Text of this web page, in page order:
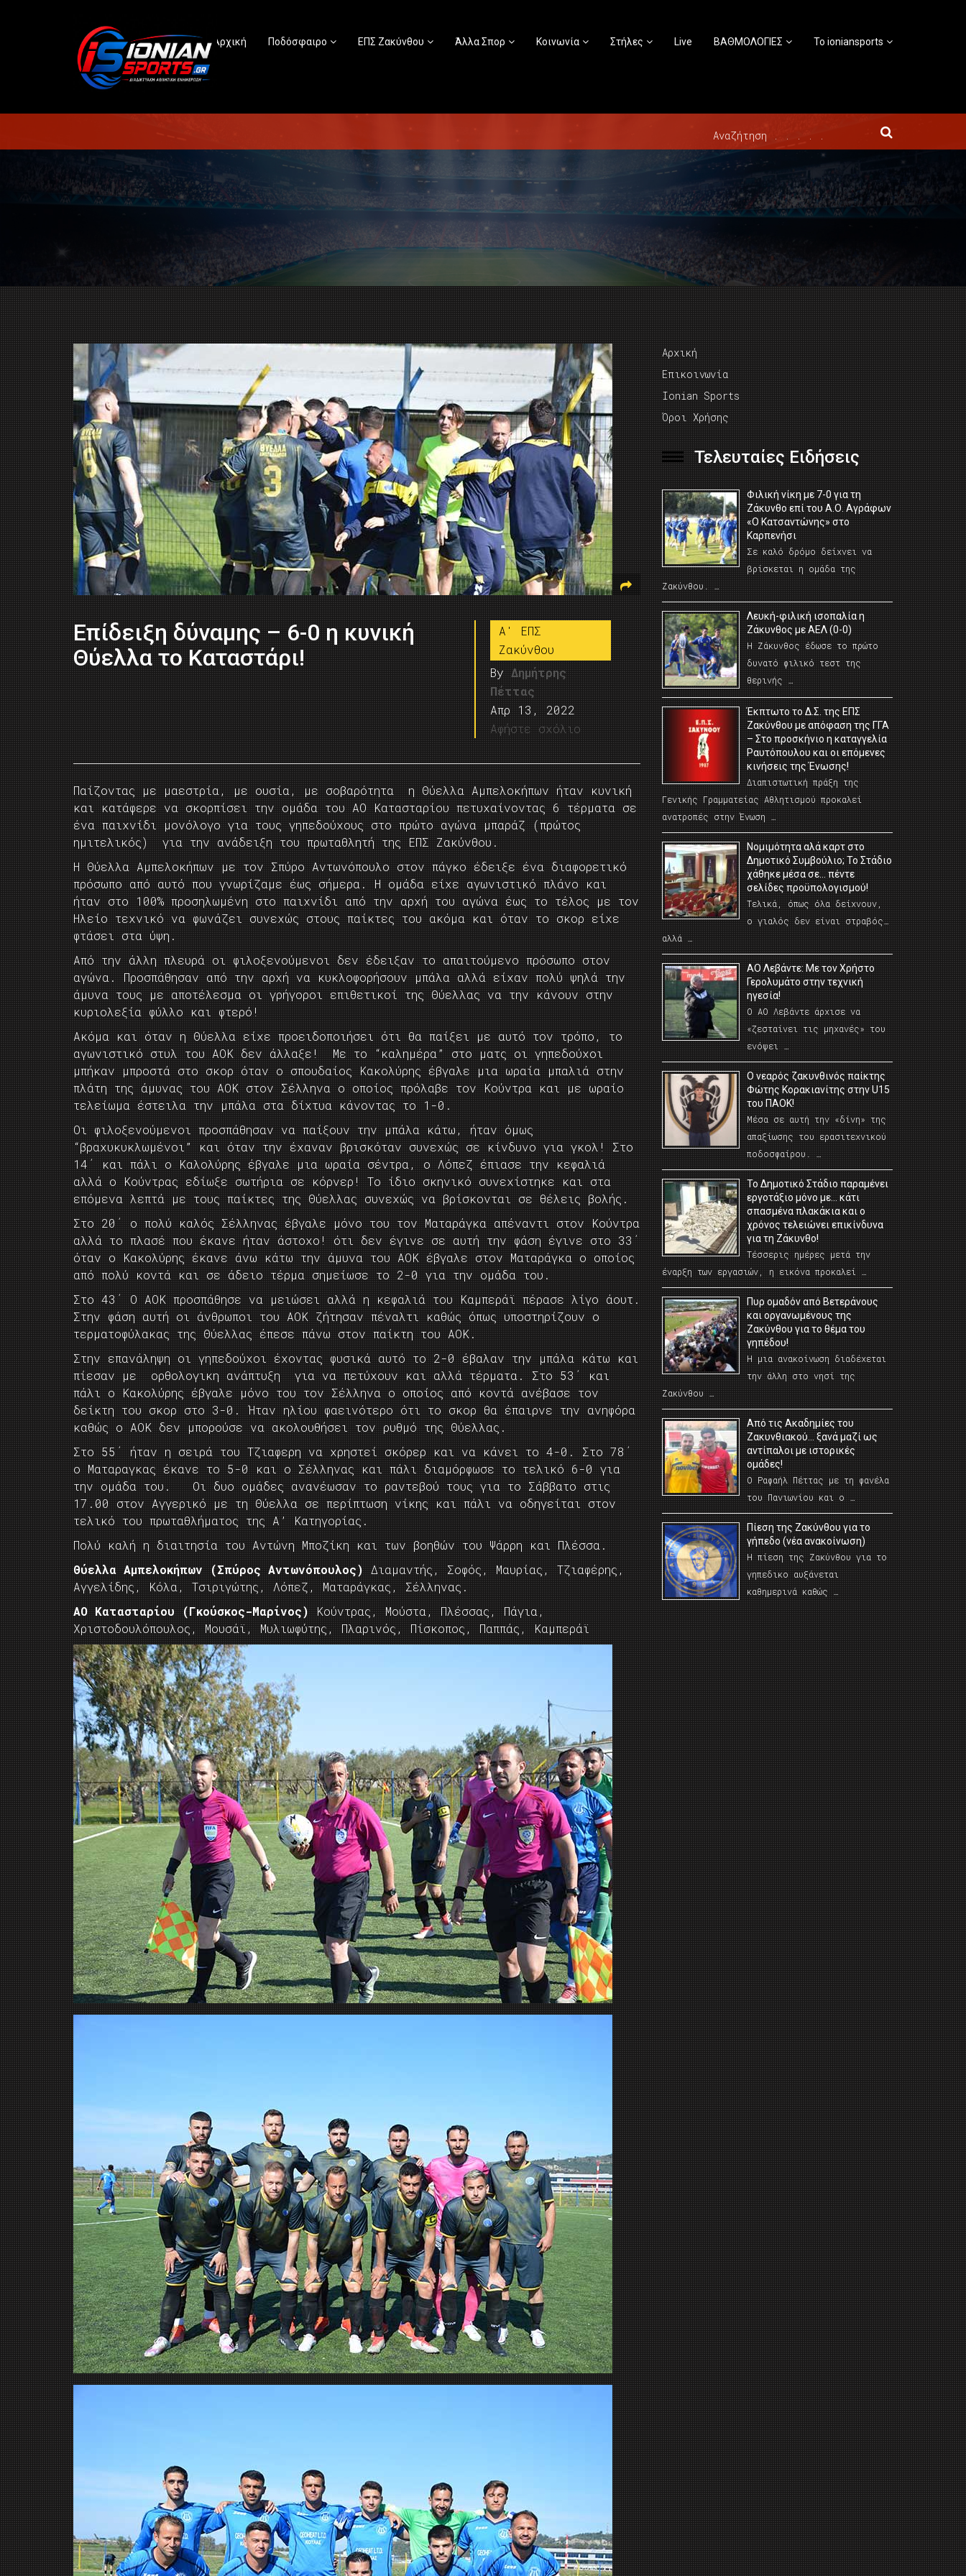
Αρχική Ποδόσφαιρο ΕΠΣ Ζακύνθου Άλλα Σπορ Κοινωνία Στήλες Live ΒΑΘΜΟΛΟΓΙΕΣ Το ioniansports
Επίδειξη δύναμης – 6-0 η κυνική
Θύελλα το Καταστάρι!
A' ΕΠΣ
Ζακύνθου
By Δημήτρης
Πέττας
Απρ 13, 2022
Αφήστε σχόλιο
Παίζοντας με μαεστρία, με ουσία, με σοβαρότητα η Θύελλα Αμπελοκήπων ήταν κυνική
και κατάφερε να σκορπίσει την ομάδα του ΑΟ Κατασταρίου πετυχαίνοντας 6 τέρματα σε
ένα παιχνίδι μονόλογο για τους γηπεδούχους στο πρώτο αγώνα μπαράζ (πρώτος
ημιτελικός) για την ανάδειξη του πρωταθλητή της ΕΠΣ Ζακύνθου.
Η Θύελλα Αμπελοκήπων με τον Σπύρο Αντωνόπουλο στον πάγκο έδειξε ένα διαφορετικό
πρόσωπο από αυτό που γνωρίζαμε έως σήμερα. Η ομάδα είχε αγωνιστικό πλάνο και
ήταν στο 100% προσηλωμένη στο παιχνίδι από την αρχή του αγώνα έως το τέλος με τον
Ηλείο τεχνικό να φωνάζει συνεχώς στους παίκτες του ακόμα και όταν το σκορ είχε
φτάσει στα ύψη.
Από την άλλη πλευρά οι φιλοξενούμενοι δεν έδειξαν το απαιτούμενο πρόσωπο στον
αγώνα. Προσπάθησαν από την αρχή να κυκλοφορήσουν μπάλα αλλά είχαν πολύ ψηλά την
άμυνα τους με αποτέλεσμα οι γρήγοροι επιθετικοί της Θύελλας να την κάνουν στην
κυριολεξία φύλλο και φτερό!
Ακόμα και όταν η Θύελλα είχε προειδοποιήσει ότι θα παίξει με αυτό τον τρόπο, το
αγωνιστικό στυλ του ΑΟΚ δεν άλλαξε! Με το “καλημέρα” στο ματς οι γηπεδούχοι
μπήκαν μπροστά στο σκορ όταν ο σπουδαίος Κακολύρης έβγαλε μια ωραία μπαλιά στην
πλάτη της άμυνας του ΑΟΚ στον Σέλληνα ο οποίος πρόλαβε τον Κούντρα και με ωραίο
τελείωμα έστειλα την μπάλα στα δίχτυα κάνοντας το 1-0.
Οι φιλοξενούμενοι προσπάθησαν να παίξουν την μπάλα κάτω, ήταν όμως
“βραχυκυκλωμένοι” και όταν την έχαναν βρισκόταν συνεχώς σε κίνδυνο για γκολ! Στο
14΄ και πάλι ο Καλολύρης έβγαλε μια ωραία σέντρα, ο Λόπεζ έπιασε την κεφαλιά
αλλά ο Κούντρας εδίωξε σωτήρια σε κόρνερ! Το ίδιο σκηνικό συνεχίστηκε και στα
επόμενα λεπτά με τους παίκτες της Θύελλας συνεχώς να βρίσκονται σε θέλεις βολής.
Στο 20΄ ο πολύ καλός Σέλληνας έβγαλε μόνο του τον Ματαράγκα απέναντι στον Κούντρα
αλλά το πλασέ που έκανε ήταν άστοχο! ότι δεν έγινε σε αυτή την φάση έγινε στο 33΄
όταν ο Κακολύρης έκανε άνω κάτω την άμυνα του ΑΟΚ έβγαλε στον Ματαράγκα ο οποίος
από πολύ κοντά και σε άδειο τέρμα σημείωσε το 2-0 για την ομάδα του.
Στο 43΄ Ο ΑΟΚ προσπάθησε να μειώσει αλλά η κεφαλιά του Καμπεράϊ πέρασε λίγο άουτ.
Στην φάση αυτή οι άνθρωποι του ΑΟΚ ζήτησαν πέναλτι καθώς όπως υποστηρίζουν ο
τερματοφύλακας της Θύελλας έπεσε πάνω στον παίκτη του ΑΟΚ.
Στην επανάληψη οι γηπεδούχοι έχοντας φυσικά αυτό το 2-0 έβαλαν την μπάλα κάτω και
πίεσαν με ορθολογικη ανάπτυξη για να πετύχουν και αλλά τέρματα. Στο 53΄ και
πάλι ο Κακολύρης έβγαλε μόνο του τον Σέλληνα ο οποίος από κοντά ανέβασε τον
δείκτη του σκορ στο 3-0. Ήταν ηλίου φαεινότερο ότι το σκορ θα έπαιρνε την ανηφόρα
καθώς ο ΑΟΚ δεν μπορούσε να ακολουθήσει τον ρυθμό της Θύελλας.
Στο 55΄ ήταν η σειρά του Τζιαφερη να χρηστεί σκόρερ και να κάνει το 4-0. Στο 78΄
ο Ματαραγκας έκανε το 5-0 και ο Σέλληνας και πάλι διαμόρφωσε το τελικό 6-0 για
την ομάδα του. Οι δυο ομάδες ανανέωσαν το ραντεβού τους για το Σάββατο στις
17.00 στον Αγγερικό με τη Θύελλα σε περίπτωση νίκης και πάλι να οδηγείται στον
τελικό του πρωταθλήματος της Α’ Κατηγορίας.
Πολύ καλή η διαιτησία του Αντώνη Μποζίκη και των βοηθών του Ψάρρη και Πλέσσα.
Θύελλα Αμπελοκήπων (Σπύρος Αντωνόπουλος) Διαμαντής, Σοφός, Μαυρίας, Τζιαφέρης,
Αγγελίδης, Κόλα, Τσιριγώτης, Λόπεζ, Ματαράγκας, Σέλληνας.
ΑΟ Κατασταρίου (Γκούσκος-Μαρίνος) Κούντρας, Μούστα, Πλέσσας, Πάγια,
Χριστοδουλόπουλος, Μουσάϊ, Μυλιωφύτης, Πλαρινός, Πίσκοπος, Παππάς, Καμπεράϊ
Αρχική
Επικοινωνία
Ionian Sports
Όροι Χρήσης
Τελευταίες Ειδήσεις
Φιλική νίκη με 7-0 για τη
Ζάκυνθο επί του Α.Ο. Αγράφων
«Ο Κατσαντώνης» στο
Καρπενήσι
Σε καλό δρόμο δείχνει να
βρίσκεται η ομάδα της
Ζακύνθου. …
Λευκή-φιλική ισοπαλία η
Ζάκυνθος με ΑΕΛ (0-0)
Η Ζάκυνθος έδωσε το πρώτο
δυνατό φιλικό τεστ της
θερινής …
Έκπτωτο το Δ.Σ. της ΕΠΣ
Ζακύνθου με απόφαση της ΓΓΑ
– Στο προσκήνιο η καταγγελία
Ραυτόπουλου και οι επόμενες
κινήσεις της Ένωσης!
Διαπιστωτική πράξη της
Γενικής Γραμματείας Αθλητισμού προκαλεί
ανατροπές στην Ένωση …
Νομιμότητα αλά καρτ στο
Δημοτικό Συμβούλιο; Το Στάδιο
χάθηκε μέσα σε… πέντε
σελίδες προϋπολογισμού!
Τελικά, όπως όλα δείχνουν,
ο γιαλός δεν είναι στραβός…
αλλά …
ΑΟ Λεβάντε: Με τον Χρήστο
Γερολυμάτο στην τεχνική
ηγεσία!
Ο ΑΟ Λεβάντε άρχισε να
«ζεσταίνει τις μηχανές» του
ενόψει …
O νεαρός ζακυνθινός παίκτης
Φώτης Κορακιανίτης στην U15
του ΠΑΟΚ!
Μέσα σε αυτή την «δίνη» της
απαξίωσης του ερασιτεχνικού
ποδοσφαίρου. …
Το Δημοτικό Στάδιο παραμένει
εργοτάξιο μόνο με… κάτι
σπασμένα πλακάκια και ο
χρόνος τελειώνει επικίνδυνα
για τη Ζάκυνθο!
Τέσσερις ημέρες μετά την
έναρξη των εργασιών, η εικόνα προκαλεί …
Πυρ ομαδόν από Βετεράνους
και οργανωμένους της
Ζακύνθου για το θέμα του
γηπέδου!
Η μια ανακοίνωση διαδέχεται
την άλλη στο νησί της
Ζακύνθου …
Από τις Ακαδημίες του
Ζακυνθιακού… ξανά μαζί ως
αντίπαλοι με ιστορικές
ομάδες!
Ο Ραφαήλ Πέττας με τη φανέλα
του Πανιωνίου και ο …
Πίεση της Ζακύνθου για το
γήπεδο (νέα ανακοίνωση)
Η πίεση της Ζακύνθου για το
γηπεδικο αυξάνεται
καθημερινά καθώς …